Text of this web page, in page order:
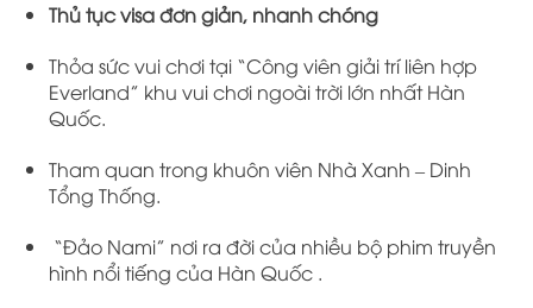
Thủ tục visa đơn giản, nhanh chóng
Thỏa sức vui chơi tại “Công viên giải trí liên hợp
Everland” khu vui chơi ngoài trời lớn nhất Hàn
Quốc.
Tham quan trong khuôn viên Nhà Xanh – Dinh
Tổng Thống.
“Đảo Nami” nơi ra đời của nhiều bộ phim truyền
hình nổi tiếng của Hàn Quốc .